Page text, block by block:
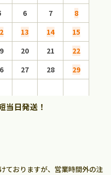
6 7
8
13 14
15
20 21
22
27 28
29
当日発送！
ておりますが、営業時間外の注